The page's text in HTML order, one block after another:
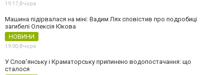
19:17, Вчора
Машина підірвалася на міні: Вадим Лях сповістив про подробиці
загибелі Олексія Юкова
НОВИНИ
19:00, Вчора
У Слов'янську і Краматорську припинено водопостачання: що
сталося